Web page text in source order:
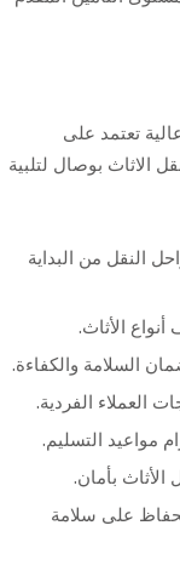
تعتمد على
الاثاث بوصال لتلبية
النقل من البداية
الأثاث.
السلامة والكفاءة.
العملاء الفردية.
مواعيد التسليم.
بأمان.
على سلامة